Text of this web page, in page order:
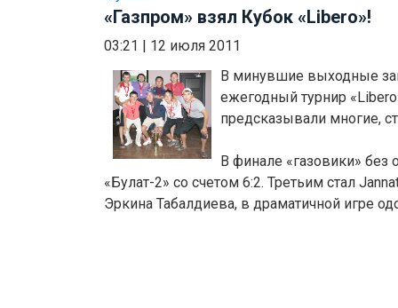
«Газпром» взял Кубок «Libero»!
03:21
12 июля 2011
В минувшие выходные
ежегодный турнир
предсказывали многие,
В финале «газовики» без
«Булат-2» со счетом 6:2. Третьим стал
Эркина Табалдиева, в драматичной игре